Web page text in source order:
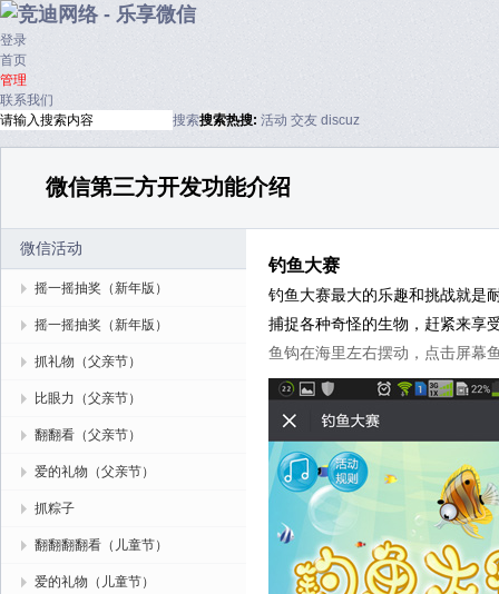
登录
首页
管理
联系我们
搜索搜索热搜: 活动 交友 discuz
微信第三方开发功能介绍
微信活动
摇一摇抽奖（新年版）
摇一摇抽奖（新年版）
抓礼物（父亲节）
比眼力（父亲节）
翻翻看（父亲节）
爱的礼物（父亲节）
抓粽子
翻翻翻翻看（儿童节）
爱的礼物（儿童节）
钓鱼大赛
钓鱼大赛最大的乐趣和挑战就是
捕捉各种奇怪的生物，赶紧来享
鱼钩在海里左右摆动，点击屏幕